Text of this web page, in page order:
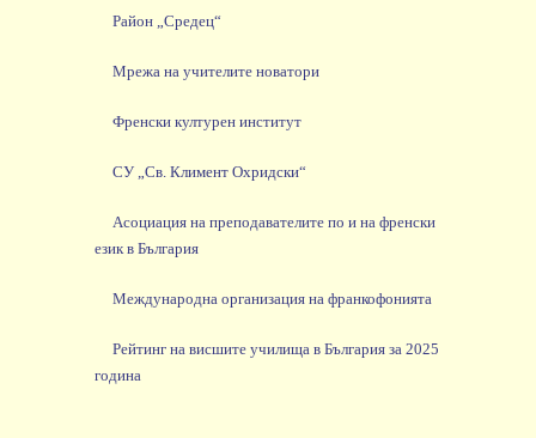
Район „Средец“
Мрежа на учителите новатори
Френски културен институт
СУ „Св. Климент Охридски“
Асоциация на преподавателите по и на френски
език в България
Международна организация на франкофонията
Рейтинг на висшите училища в България за 2025
година